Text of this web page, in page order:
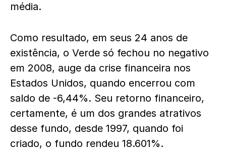
média.
Como resultado, em seus 24 anos de
existência, o Verde só fechou no negativo
em 2008, auge da crise financeira nos
Estados Unidos, quando encerrou com
saldo de -6,44%. Seu retorno financeiro,
certamente, é um dos grandes atrativos
desse fundo, desde 1997, quando foi
criado, o fundo rendeu 18.601%.